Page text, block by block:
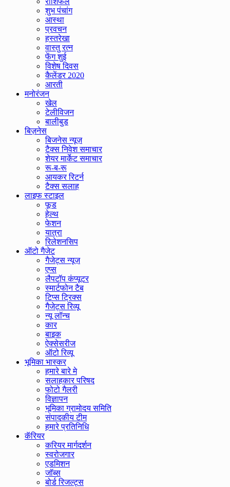
शुभ पंचांग
आस्था
प्रवचन
हस्तरेखा
वास्तु रत्न
फेंग शुई
विशेष दिवस
कैलेंडर 2020
आरती
मनोरंजन
खेल
टेलीविजन
बालीबुड
बिज़नेस
बिजनेस न्यूज़
टैक्स निवेश समाचार
शेयर मार्केट समाचार
रू-ब-रू
आयकर रिटर्न
टैक्स सलाह
लाइफ स्टाइल
फूड
हेल्थ
फेशन
यात्रा
रिलेशनसिप
ऑटो गैजेट
गैजेट्स न्यूज़
एप्स
लैपटॉप कंप्यूटर
स्मार्टफोन टैब
टिप्स ट्रिक्स
गैजेट्स रिव्यू
न्यू लॉन्च
कार
बाइक
ऐक्सेसरीज
ऑटो रिव्यू
भूमिका भास्कर
हमारे बारे मे
सलाहकार परिषद
फोटो गैलरी
विज्ञापन
भूमिका ग्रामोदय समिति
संपादकीय टीम
हमारे प्रतिनिधि
कॅरियर
करियर मार्गदर्शन
स्वरोजगार
एडमिशन
जॉब्स
बोर्ड रिजल्ट्स